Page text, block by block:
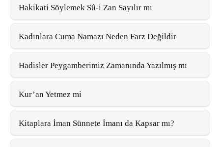
Hakikati Söylemek Sû-i Zan Sayılır mı
Kadınlara Cuma Namazı Neden Farz Değildir
Hadisler Peygamberimiz Zamanında Yazılmış mı
Kur’an Yetmez mi
Kitaplara İman Sünnete İmanı da Kapsar mı?